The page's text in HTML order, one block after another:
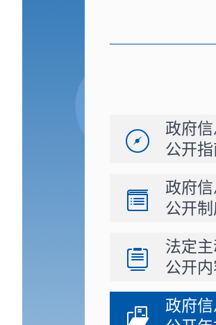
政府信
公开
政府信
公开
法定
公开
政府信